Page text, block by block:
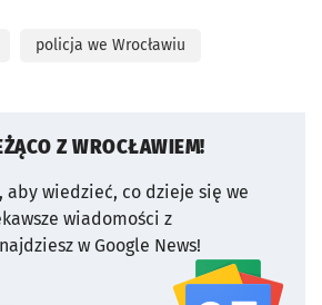
policja we Wrocławiu
Z WROCŁAWIEM!
aby wiedzieć, co dzieje się we
wiadomości z
w Google News!